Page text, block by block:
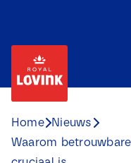
inhoud
Producten
Home Nieuws
Waarom